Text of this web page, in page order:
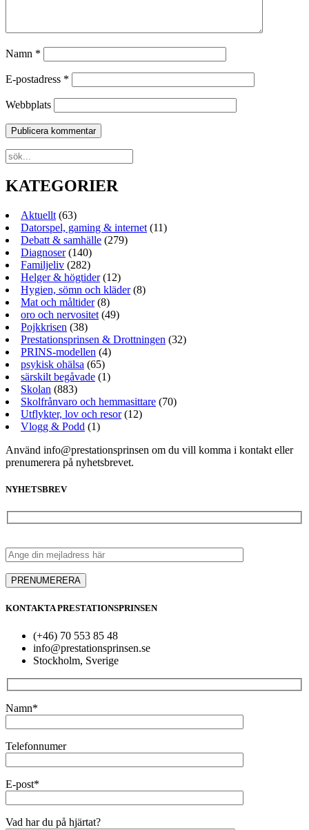
Namn *
E-postadress *
Webbplats
KATEGORIER
Aktuellt (63)
Datorspel, gaming & internet (11)
Debatt & samhälle (279)
Diagnoser(140)
Familjeliv (282)
Helger & högtider(12)
Hygien, sömn och kläder(8)
Mat och måltider(8)
oro och nervositet (49)
Pojkkrisen (38)
Prestationsprinsen & Drottningen (32)
PRINS-modellen (4)
psykisk ohälsa (65)
särskilt begåvade (1)
Skolan (883)
Skolfrånvaro och hemmasittare (70)
Utflykter, lov och resor(12)
Vlogg & Podd (1)
Använd info@prestationsprinsen om du vill komma i kontakt eller
prenumerera på nyhetsbrevet.
NYHETSBREV
KONTAKTA PRESTATIONSPRINSEN
(+46) 70 553 85 48
info@prestationsprinsen.se
Stockholm, Sverige
Namn*
Telefonnumer
E-post*
Vad har du på hjärtat?